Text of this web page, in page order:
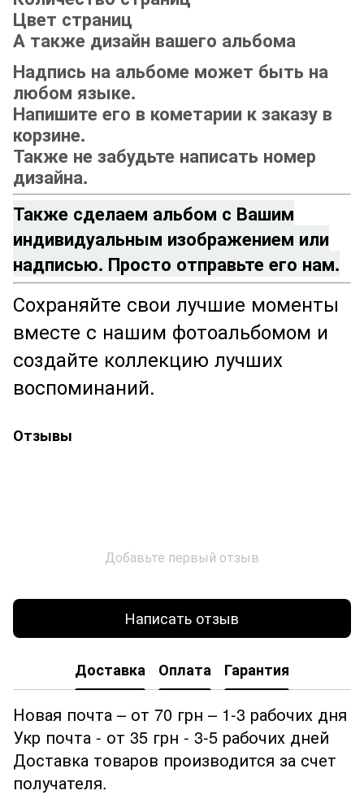
Цвет страниц
А также дизайн вашего альбома
Надпись на альбоме может быть на
любом языке.
Напишите его в кометарии к заказу в
корзине.
Также не забудьте написать номер
дизайна.
Также сделаем альбом с Вашим
индивидуальным изображением или
надписью. Просто отправьте его нам.
Сохраняйте свои лучшие моменты
вместе с нашим фотоальбомом и
создайте коллекцию лучших
воспоминаний.
Отзывы
Добавьте первый отзыв
Написать отзыв
Доставка Оплата Гарантия
Новая почта – от 70 грн – 1-3 рабочих дня
Укр почта - от 35 грн - 3-5 рабочих дней
Доставка товаров производится за счет
получателя.